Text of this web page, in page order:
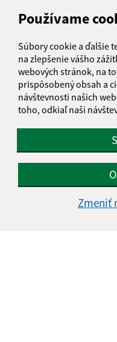
Používame
Súbory cookie a ďalšie
na zlepšenie vášho
webových stránok, na
prispôsobený obsah a
návštevnosti našich
toho, odkiaľ naši
Zmeniť